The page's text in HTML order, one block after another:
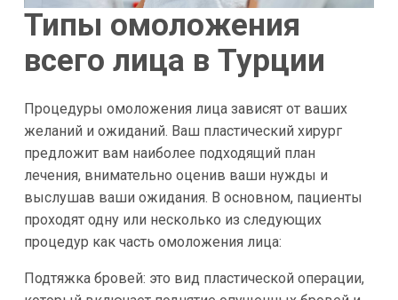
Типы омоложения
всего лица в Турции
Процедуры омоложения лица зависят от ваших
желаний и ожиданий. Ваш пластический хирург
предложит вам наиболее подходящий план
лечения, внимательно оценив ваши нужды и
выслушав ваши ожидания. В основном, пациенты
проходят одну или несколько из следующих
процедур как часть омоложения лица:
Подтяжка бровей: это вид пластической операции,